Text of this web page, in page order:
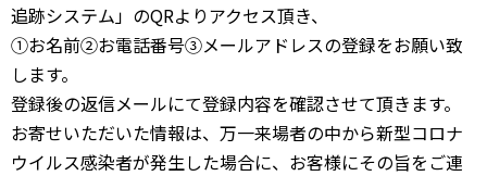
追跡システム」のQRよりアクセス頂き、
①お名前②お電話番号③メールアドレスの登録をお願い致
します。
登録後の返信メールにて登録内容を確認させて頂きます。
お寄せいただいた情報は、万一来場者の中から新型コロナ
ウイルス感染者が発生した場合に、お客様にその旨をご連